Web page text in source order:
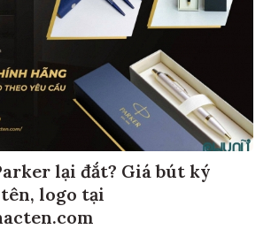
lại đắt? Giá bút ký
logo tại